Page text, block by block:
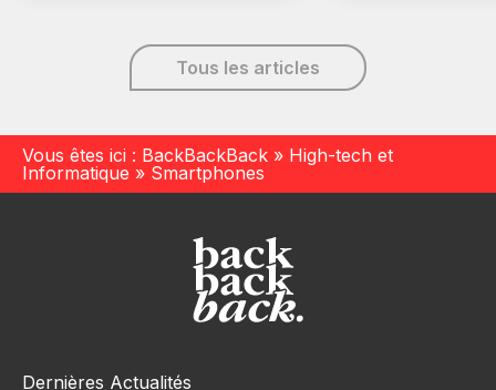
Tous les articles
Vous êtes ici : BackBackBack » High-tech et
Informatique » Smartphones
Dernières Actualités